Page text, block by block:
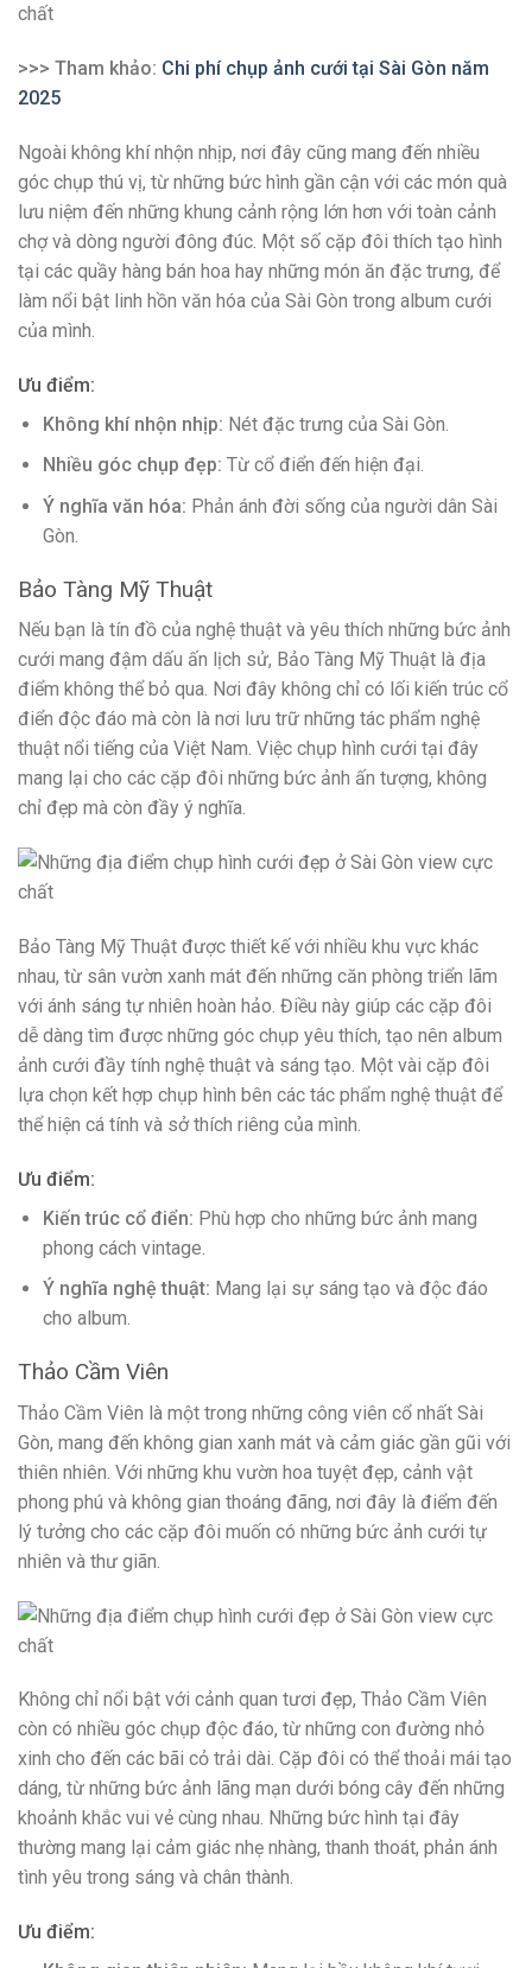
>>> Tham khảo: Chi phí chụp ảnh cưới tại Sài Gòn năm
2025
Ngoài không khí nhộn nhịp, nơi đây cũng mang đến nhiều
góc chụp thú vị, từ những bức hình gần cận với các món quà
lưu niệm đến những khung cảnh rộng lớn hơn với toàn cảnh
chợ và dòng người đông đúc. Một số cặp đôi thích tạo hình
tại các quầy hàng bán hoa hay những món ăn đặc trưng, để
làm nổi bật linh hồn văn hóa của Sài Gòn trong album cưới
của mình.
Ưu điểm:
Không khí nhộn nhịp: Nét đặc trưng của Sài Gòn.
Nhiều góc chụp đẹp: Từ cổ điển đến hiện đại.
Ý nghĩa văn hóa: Phản ánh đời sống của người dân Sài
Gòn.
Bảo Tàng Mỹ Thuật
Nếu bạn là tín đồ của nghệ thuật và yêu thích những bức ảnh
cưới mang đậm dấu ấn lịch sử, Bảo Tàng Mỹ Thuật là địa
điểm không thể bỏ qua. Nơi đây không chỉ có lối kiến trúc cổ
điển độc đáo mà còn là nơi lưu trữ những tác phẩm nghệ
thuật nổi tiếng của Việt Nam. Việc chụp hình cưới tại đây
mang lại cho các cặp đôi những bức ảnh ấn tượng, không
chỉ đẹp mà còn đầy ý nghĩa.
Bảo Tàng Mỹ Thuật được thiết kế với nhiều khu vực khác
nhau, từ sân vườn xanh mát đến những căn phòng triển lãm
với ánh sáng tự nhiên hoàn hảo. Điều này giúp các cặp đôi
dễ dàng tìm được những góc chụp yêu thích, tạo nên album
ảnh cưới đầy tính nghệ thuật và sáng tạo. Một vài cặp đôi
lựa chọn kết hợp chụp hình bên các tác phẩm nghệ thuật để
thể hiện cá tính và sở thích riêng của mình.
Ưu điểm:
Kiến trúc cổ điển: Phù hợp cho những bức ảnh mang
phong cách vintage.
Ý nghĩa nghệ thuật: Mang lại sự sáng tạo và độc đáo
cho album.
Thảo Cầm Viên
Thảo Cầm Viên là một trong những công viên cổ nhất Sài
Gòn, mang đến không gian xanh mát và cảm giác gần gũi với
thiên nhiên. Với những khu vườn hoa tuyệt đẹp, cảnh vật
phong phú và không gian thoáng đãng, nơi đây là điểm đến
lý tưởng cho các cặp đôi muốn có những bức ảnh cưới tự
nhiên và thư giãn.
Không chỉ nổi bật với cảnh quan tươi đẹp, Thảo Cầm Viên
còn có nhiều góc chụp độc đáo, từ những con đường nhỏ
xinh cho đến các bãi cỏ trải dài. Cặp đôi có thể thoải mái tạo
dáng, từ những bức ảnh lãng mạn dưới bóng cây đến những
khoảnh khắc vui vẻ cùng nhau. Những bức hình tại đây
thường mang lại cảm giác nhẹ nhàng, thanh thoát, phản ánh
tình yêu trong sáng và chân thành.
Ưu điểm: